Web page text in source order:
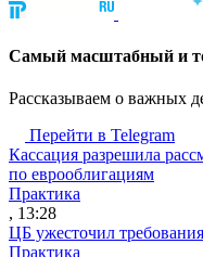
Cамый масштабный и
Рассказываем о важных
Перейти в Telegram
Кассация разрешила
по еврооблигациям
Практика
, 13:28
ЦБ ужесточил
Практика